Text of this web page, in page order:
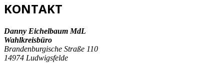
KONTAKT
Danny Eichelbaum MdL
Wahlkreisbüro
Brandenburgische Straße 110
14974 Ludwigsfelde